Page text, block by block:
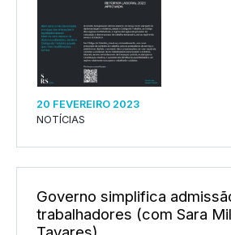
20 FEVEREIRO 2023
NOTÍCIAS
Governo simplifica
trabalhadores (com Sara